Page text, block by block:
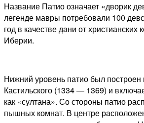
Название Патио означает «дворик
легенде мавры потребовали 100
год в качестве дани от христианских
Иберии.
Нижний уровень патио был
Кастильского (1334 — 1369) и
как «султана». Со стороны патио
пышных комнат. В центре